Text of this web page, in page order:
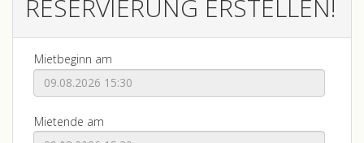
RESERVIERUNG ERSTELLEN!
Mietbeginn am
Mietende am